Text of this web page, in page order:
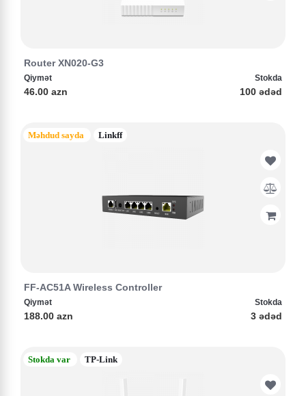
Router XN020-G3
Qiymət
46.00 azn
Stokda
100 ədəd
Məhdud sayda Linkff
FF-AC51A Wireless Controller
Qiymət
188.00 azn
Stokda
3 ədəd
Stokda var TP-Link